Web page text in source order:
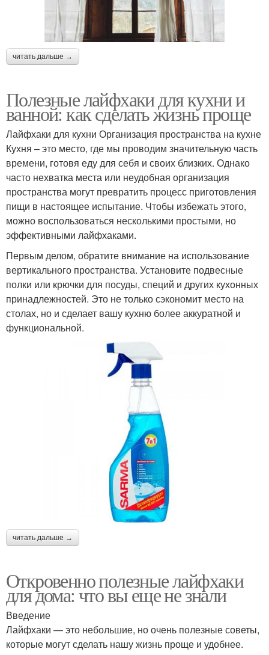
читать дальше →
Полезные лайфхаки для кухни и
ванной: как сделать жизнь проще
Лайфхаки для кухни Организация пространства на кухне
Кухня – это место, где мы проводим значительную часть
времени, готовя еду для себя и своих близких. Однако
часто нехватка места или неудобная организация
пространства могут превратить процесс приготовления
пищи в настоящее испытание. Чтобы избежать этого,
можно воспользоваться несколькими простыми, но
эффективными лайфхаками.
Первым делом, обратите внимание на использование
вертикального пространства. Установите подвесные
полки или крючки для посуды, специй и других кухонных
принадлежностей. Это не только сэкономит место на
столах, но и сделает вашу кухню более аккуратной и
функциональной.
читать дальше →
Откровенно полезные лайфхаки
для дома: что вы еще не знали
Введение
Лайфхаки — это небольшие, но очень полезные советы,
которые могут сделать нашу жизнь проще и удобнее.